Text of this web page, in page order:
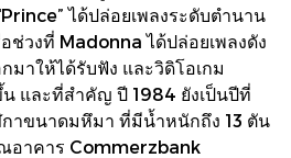
ได้ปล่อยเพลงระดับตำนาน
ช่วงที่ Madonna ได้ปล่อยเพลงดัง
มาให้ได้รับฟัง และวิดิโอเกม
และที่สำคัญ ปี 1984 ยังเป็นปีที่
าขนาดมหึมา ที่มีน้ำหนักถึง 13 ตัน
ณอาคาร Commerzbank